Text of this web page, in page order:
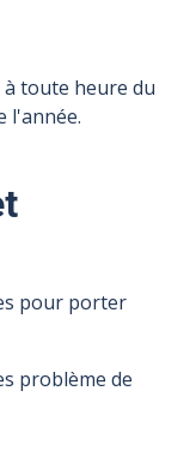
toute heure du
l'année.
pour porter
problème de